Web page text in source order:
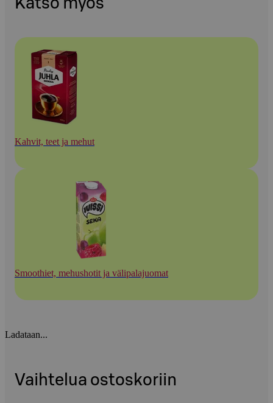
Katso myös
Kahvit, teet ja mehut
Smoothiet, mehushotit ja välipalajuomat
Ladataan...
Vaihtelua ostoskoriin